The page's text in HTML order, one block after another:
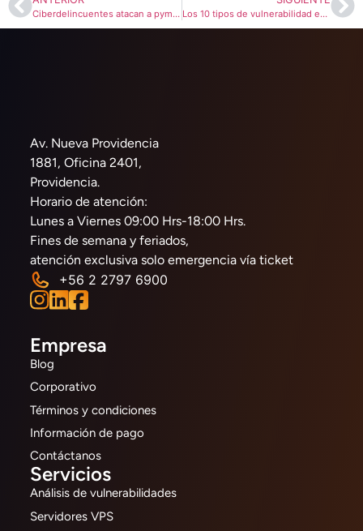
Ciberdelincuentes atacan a pymes con falsas herramientas de IA (2026) Los 10 tipos de vulnerabilidad en ciberseguridad que debes conocer
Av. Nueva Providencia
1881, Oficina 2401,
Providencia.
Horario de atención:
Lunes a Viernes 09:00 Hrs-18:00 Hrs.
Fines de semana y feriados,
atención exclusiva solo emergencia vía ticket
+56 2 2797 6900
Empresa
Blog
Corporativo
Términos y condiciones
Información de pago
Contáctanos
Servicios
Análisis de vulnerabilidades
Servidores VPS